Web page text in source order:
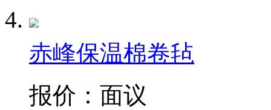
赤峰保温棉卷毡
报价： 面议